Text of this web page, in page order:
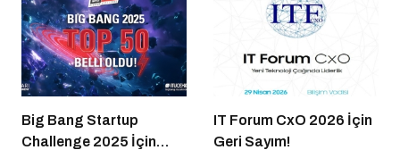
Big Bang Startup
Challenge 2025 İçin
IT Forum CxO 2026 İçin
Geri Sayım!